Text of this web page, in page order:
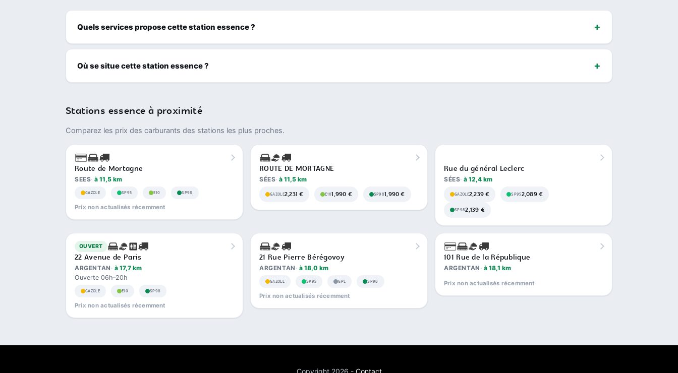
Quels services propose cette station essence ?
Où se situe cette station essence ?
Stations essence à proximité
Comparez les prix des carburants des stations les plus proches.
Route de Mortagne
SEES à 11,5 km
GAZOLE SP95 E10 SP98
Prix non actualisés récemment
ROUTE DE MORTAGNE
SÉES à 11,5 km
GAZOLE2,231 € E101,990 € SP981,990 €
Rue du général Leclerc
SÉES à 12,4 km
GAZOLE2,239 € SP952,089 €
SP982,139 €
OUVERT
22 Avenue de Paris
ARGENTAN à 17,7 km
Ouverte 06h–20h
GAZOLE E10 SP98
Prix non actualisés récemment
21 Rue Pierre Bérégovoy
ARGENTAN à 18,0 km
GAZOLE SP95 GPL SP98
Prix non actualisés récemment
101 Rue de la République
ARGENTAN à 18,1 km
Prix non actualisés récemment
Copyright 2026 - Contact